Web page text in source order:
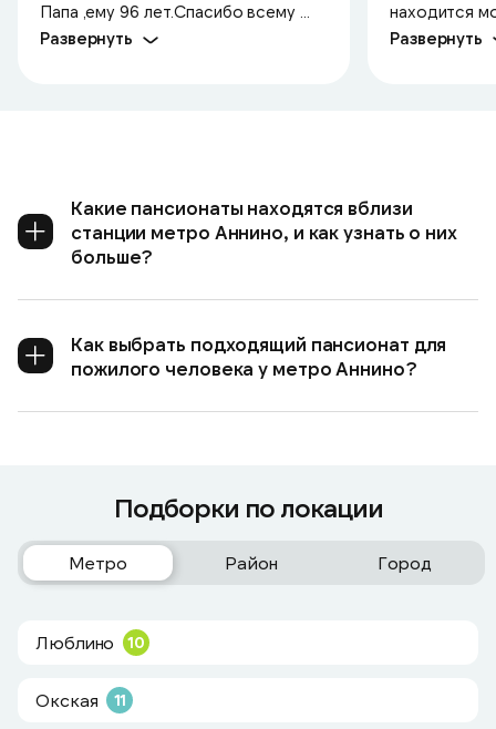
Папа ,ему 96 лет.Спасибо всему ...
Развернуть
находится
Развернуть
Какие пансионаты находятся вблизи
станции метро Аннино, и как узнать о них
больше?
Как выбрать подходящий пансионат для
пожилого человека у метро Аннино?
Подборки по локации
Метро Район Город
Люблино 10
Окская 11